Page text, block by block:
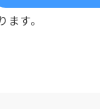
す。